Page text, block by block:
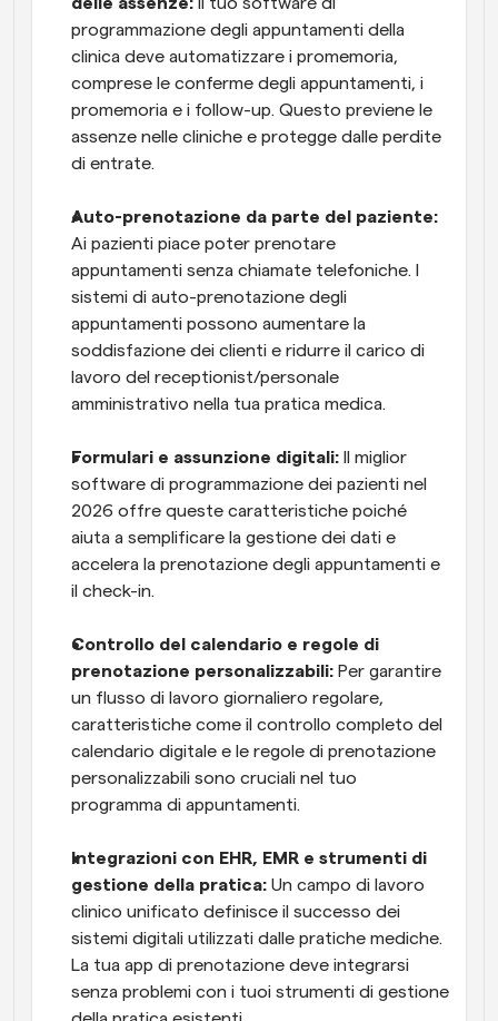
programmazione degli appuntamenti della
clinica deve automatizzare i promemoria,
comprese le conferme degli appuntamenti, i
promemoria e i follow-up. Questo previene le
assenze nelle cliniche e protegge dalle perdite
di entrate.
Auto-prenotazione da parte del paziente:
Ai pazienti piace poter prenotare
appuntamenti senza chiamate telefoniche. I
sistemi di auto-prenotazione degli
appuntamenti possono aumentare la
soddisfazione dei clienti e ridurre il carico di
lavoro del receptionist/personale
amministrativo nella tua pratica medica.
Formulari e assunzione digitali: Il miglior
software di programmazione dei pazienti nel
2026 offre queste caratteristiche poiché
aiuta a semplificare la gestione dei dati e
accelera la prenotazione degli appuntamenti e
il check-in.
Controllo del calendario e regole di
prenotazione personalizzabili: Per garantire
un flusso di lavoro giornaliero regolare,
caratteristiche come il controllo completo del
calendario digitale e le regole di prenotazione
personalizzabili sono cruciali nel tuo
programma di appuntamenti.
Integrazioni con EHR, EMR e strumenti di
gestione della pratica: Un campo di lavoro
clinico unificato definisce il successo dei
sistemi digitali utilizzati dalle pratiche mediche.
La tua app di prenotazione deve integrarsi
senza problemi con i tuoi strumenti di gestione